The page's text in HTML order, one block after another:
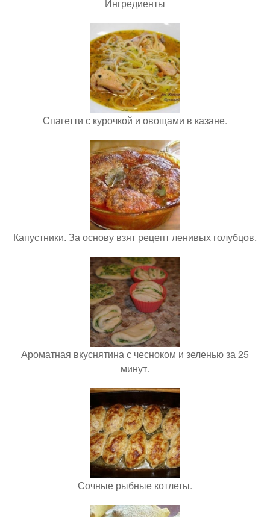
Ингредиенты
Спагетти с курочкой и овощами в казане.
Капустники. За основу взят рецепт ленивых голубцов.
Ароматная вкуснятина с чесноком и зеленью за 25
минут.
Сочные рыбные котлеты.